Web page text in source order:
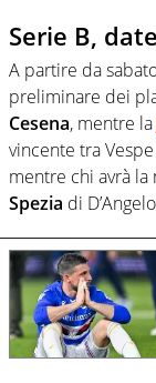
Serie B,
A partire da
preliminare dei
Cesena, mentre la
vincente tra
mentre chi avrà
Spezia di